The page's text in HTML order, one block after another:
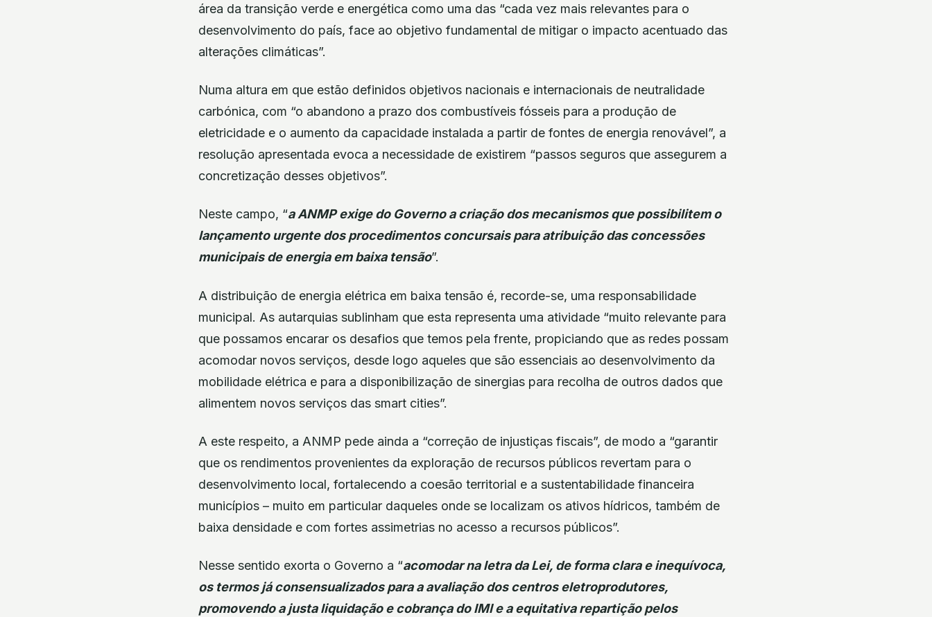
área da transição verde e energética como uma das “cada vez mais relevantes para o
desenvolvimento do país, face ao objetivo fundamental de mitigar o impacto acentuado das
alterações climáticas”.
Numa altura em que estão definidos objetivos nacionais e internacionais de neutralidade
carbónica, com “o abandono a prazo dos combustíveis fósseis para a produção de
eletricidade e o aumento da capacidade instalada a partir de fontes de energia renovável”, a
resolução apresentada evoca a necessidade de existirem “passos seguros que assegurem a
concretização desses objetivos”.
Neste campo, “a ANMP exige do Governo a criação dos mecanismos que possibilitem o
lançamento urgente dos procedimentos concursais para atribuição das concessões
municipais de energia em baixa tensão”.
A distribuição de energia elétrica em baixa tensão é, recorde-se, uma responsabilidade
municipal. As autarquias sublinham que esta representa uma atividade “muito relevante para
que possamos encarar os desafios que temos pela frente, propiciando que as redes possam
acomodar novos serviços, desde logo aqueles que são essenciais ao desenvolvimento da
mobilidade elétrica e para a disponibilização de sinergias para recolha de outros dados que
alimentem novos serviços das smart cities”.
A este respeito, a ANMP pede ainda a “correção de injustiças fiscais”, de modo a “garantir
que os rendimentos provenientes da exploração de recursos públicos revertam para o
desenvolvimento local, fortalecendo a coesão territorial e a sustentabilidade financeira
municípios – muito em particular daqueles onde se localizam os ativos hídricos, também de
baixa densidade e com fortes assimetrias no acesso a recursos públicos”.
Nesse sentido exorta o Governo a “acomodar na letra da Lei, de forma clara e inequívoca,
os termos já consensualizados para a avaliação dos centros eletroprodutores,
promovendo a justa liquidação e cobrança do IMI e a equitativa repartição pelos